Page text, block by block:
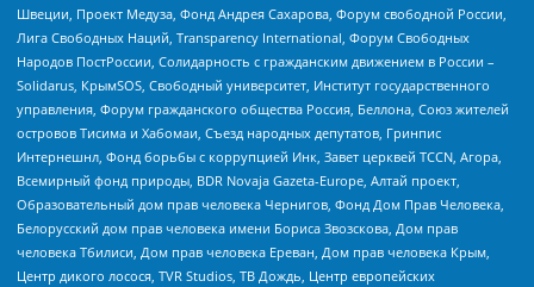
Швеции, Проект Медуза, Фонд Андрея Сахарова, Форум свободной России,
Лига Свободных Наций, Transparеncy International, Форум Свободных
Народов ПостРоссии, Солидарность с гражданским движением в России –
Solidarus, КрымSOS, Свободный университет, Институт государственного
управления, Форум гражданского общества Россия, Беллона, Союз жителей
островов Тисима и Хабомаи, Съезд народных депутатов, Гринпис
Интернешнл, Фонд борьбы с коррупцией Инк, Завет церквей TCCN, Агора,
Всемирный фонд природы, BDR Novaja Gazeta-Europe, Алтай проект,
Образовательный дом прав человека Чернигов, Фонд Дом Прав Человека,
Белорусский дом прав человека имени Бориса Звозскова, Дом прав
человека Тбилиси, Дом прав человека Ереван, Дом прав человека Крым,
Центр дикого лосося, TVR Studios, ТВ Дождь, Центр европейских